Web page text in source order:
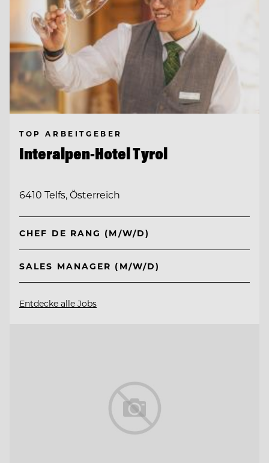
TOP ARBEITGEBER
Interalpen-Hotel Tyrol
6410 Telfs, Österreich
CHEF DE RANG (M/W/D)
SALES MANAGER (M/W/D)
Entdecke alle Jobs